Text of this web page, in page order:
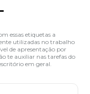
essas etiquetas a
utilizadas no trabalho
de apresentação por
te auxiliar nas tarefas do
em geral.